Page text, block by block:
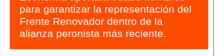
para garantizar la representación del
Frente Renovador dentro de la
alianza peronista más reciente.